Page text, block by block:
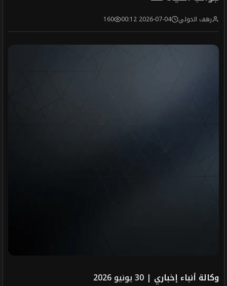
رهف الخولي 2026-07-04 00:12
160
وكالة أنباء إخباري | 30 يونيو 2026